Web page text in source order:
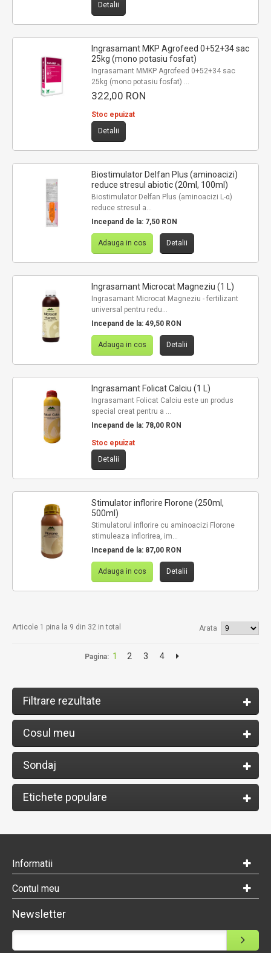
Detalii
Ingrasamant MKP Agrofeed 0+52+34 sac
25kg (mono potasiu fosfat)
Ingrasamant MMKP Agrofeed 0+52+34 sac
25kg (mono potasiu fosfat) ...
322,00 RON
Stoc epuizat
Detalii
Biostimulator Delfan Plus (aminoacizi)
reduce stresul abiotic (20ml, 100ml)
Biostimulator Delfan Plus (aminoacizi L-α)
reduce stresul a...
Incepand de la: 7,50 RON
Adauga in cos Detalii
Ingrasamant Microcat Magneziu (1 L)
Ingrasamant Microcat Magneziu - fertilizant
universal pentru redu...
Incepand de la: 49,50 RON
Adauga in cos Detalii
Ingrasamant Folicat Calciu (1 L)
Ingrasamant Folicat Calciu este un produs
special creat pentru a ...
Incepand de la: 78,00 RON
Stoc epuizat
Detalii
Stimulator inflorire Florone (250ml,
500ml)
Stimulatorul inflorire cu aminoacizi Florone
stimuleaza inflorirea, im...
Incepand de la: 87,00 RON
Adauga in cos Detalii
Articole 1 pina la 9 din 32 in total Arata
Pagina: 1 2 3 4
Filtrare rezultate
Cosul meu
Sondaj
Etichete populare
Informatii
Contul meu
Newsletter